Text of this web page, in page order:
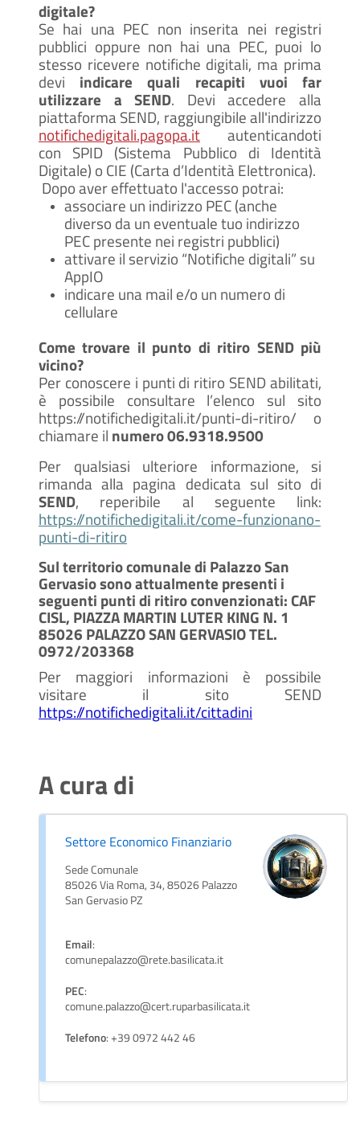
digitale?
Se hai una PEC non inserita nei registri
pubblici oppure non hai una PEC, puoi lo
stesso ricevere notifiche digitali, ma prima
devi indicare quali recapiti vuoi far
utilizzare a SEND. Devi accedere alla
piattaforma SEND, raggiungibile all'indirizzo
notifichedigitali.pagopa.it autenticandoti
con SPID (Sistema Pubblico di Identità
Digitale) o CIE (Carta d’Identità Elettronica).
Dopo aver effettuato l'accesso potrai:
associare un indirizzo PEC (anche
diverso da un eventuale tuo indirizzo
PEC presente nei registri pubblici)
attivare il servizio “Notifiche digitali” su
AppIO
indicare una mail e/o un numero di
cellulare
Come trovare il punto di ritiro SEND più
vicino?
Per conoscere i punti di ritiro SEND abilitati,
è possibile consultare l’elenco sul sito
https://notifichedigitali.it/punti-di-ritiro/ o
chiamare il numero 06.9318.9500
Per qualsiasi ulteriore informazione, si
rimanda alla pagina dedicata sul sito di
SEND, reperibile al seguente link:
https://notifichedigitali.it/come-funzionano-
punti-di-ritiro
Sul territorio comunale di Palazzo San
Gervasio sono attualmente presenti i
seguenti punti di ritiro convenzionati: CAF
CISL, PIAZZA MARTIN LUTER KING N. 1
85026 PALAZZO SAN GERVASIO TEL.
0972/203368
Per maggiori informazioni è possibile
visitare il sito SEND
https://notifichedigitali.it/cittadini
A cura di
Settore Economico Finanziario
Sede Comunale
85026 Via Roma, 34, 85026 Palazzo
San Gervasio PZ
Email:
comunepalazzo@rete.basilicata.it
PEC:
comune.palazzo@cert.ruparbasilicata.it
Telefono: +39 0972 442 46